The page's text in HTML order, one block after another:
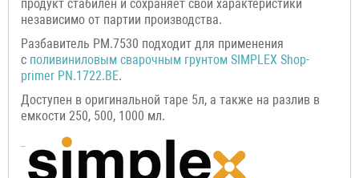
продукт стабилен и сохраняет свои характеристики
независимо от партии производства.
Разбавитель PM.7530 подходит для применения
с поливиниловым сварочным грунтом SIMPLEX Shop-
primer PN.1722.BE.
Доступен в оригинальной таре 5л, а также на разлив в
емкости 250, 500, 1000 мл.